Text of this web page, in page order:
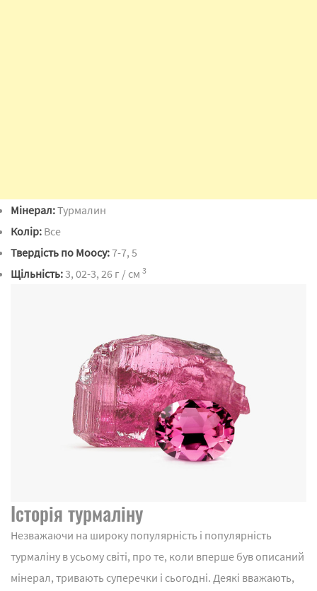
Мінерал:Турмалин
Колір: Все
Твердість по Моосу:7-7, 5
Щільність:3, 02-3, 26 г / см 3
Історія турмаліну
Незважаючи на широку популярність і популярність
турмаліну в усьому світі, про те, коли вперше був описаний
мінерал, тривають суперечки і сьогодні. Деякі вважають,